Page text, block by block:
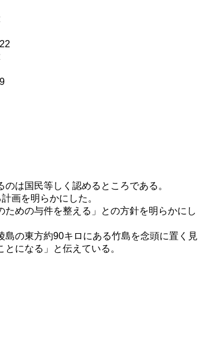
は国民等しく認めるところである。
画を明らかにした。
めの与件を整える」との方針を明らかにし
の東方約90キロにある竹島を念頭に置く見
になる」と伝えている。